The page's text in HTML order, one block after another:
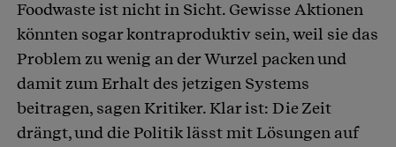
Foodwaste ist nicht in Sicht. Gewisse Aktionen
könnten sogar kontraproduktiv sein, weil sie das
Problem zu wenig an der Wurzel packen und
damit zum Erhalt des jetzigen Systems
beitragen, sagen Kritiker. Klar ist: Die Zeit
drängt, und die Politik lässt mit Lösungen auf